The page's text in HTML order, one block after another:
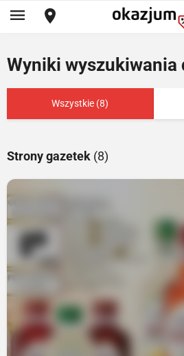
Wyniki wyszukiwania
Wszystkie (8)
Strony gazetek (8)